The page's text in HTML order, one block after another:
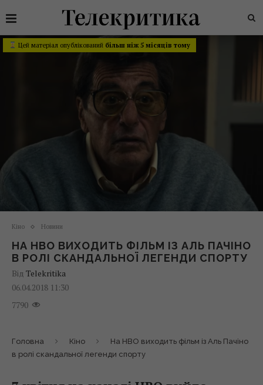
Цей матеріал опублікований більш ніж 5 місяців тому
Кіно Новини
НА HBO ВИХОДИТЬ ФІЛЬМ ІЗ АЛЬ ПАЧІНО
В РОЛІ СКАНДАЛЬНОЇ ЛЕГЕНДИ СПОРТУ
Від Telekritika
06.04.2018 11:30
7790
Головна Кіно
На HBO виходить фільм із Аль Пачіно
в ролі скандальної легенди спорту